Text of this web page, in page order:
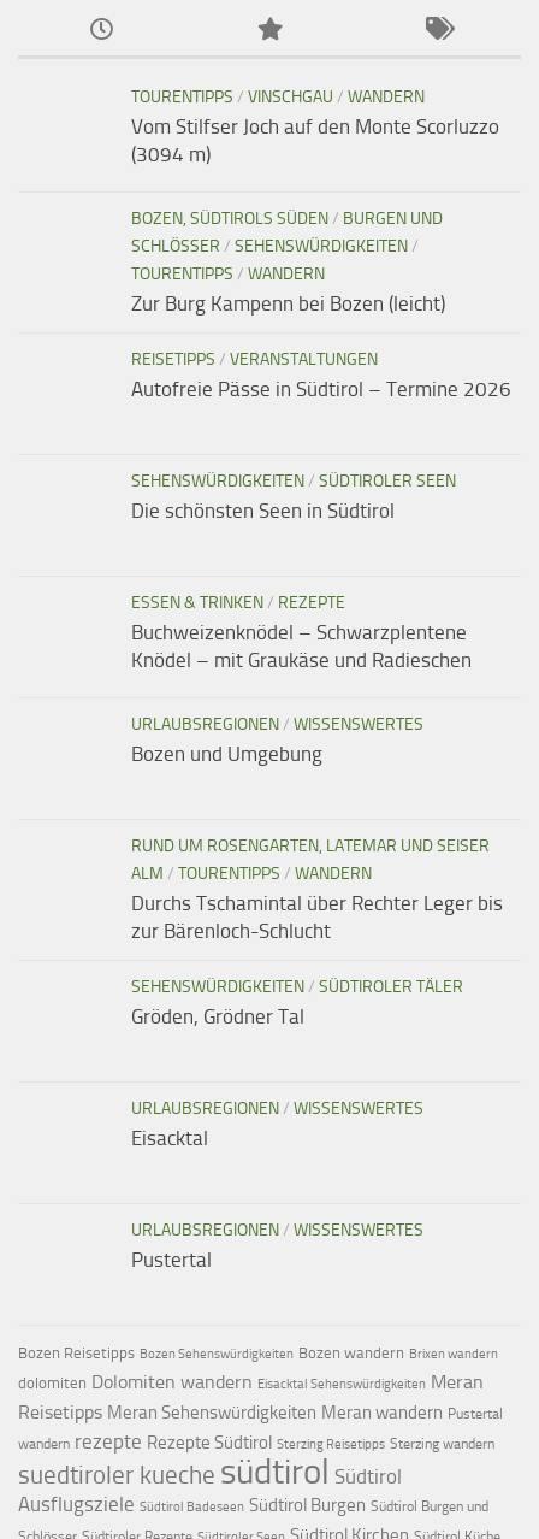
TOURENTIPPS / VINSCHGAU / WANDERN
Vom Stilfser Joch auf den Monte Scorluzzo
(3094 m)
BOZEN, SÜDTIROLS SÜDEN/ BURGEN UND
SCHLÖSSER / SEHENSWÜRDIGKEITEN/
TOURENTIPPS / WANDERN
Zur Burg Kampenn bei Bozen (leicht)
REISETIPPS / VERANSTALTUNGEN
Autofreie Pässe in Südtirol – Termine 2026
SEHENSWÜRDIGKEITEN/ SÜDTIROLER SEEN
Die schönsten Seen in Südtirol
ESSEN & TRINKEN/ REZEPTE
Buchweizenknödel – Schwarzplentene
Knödel – mit Graukäse und Radieschen
URLAUBSREGIONEN/ WISSENSWERTES
Bozen und Umgebung
RUND UM ROSENGARTEN, LATEMAR UND SEISER
ALM / TOURENTIPPS / WANDERN
Durchs Tschamintal über Rechter Leger bis
zur Bärenloch-Schlucht
SEHENSWÜRDIGKEITEN/ SÜDTIROLER TÄLER
Gröden, Grödner Tal
URLAUBSREGIONEN/ WISSENSWERTES
Eisacktal
URLAUBSREGIONEN/ WISSENSWERTES
Pustertal
Bozen Reisetipps Bozen Sehenswürdigkeiten Bozen wandern Brixen wandern
dolomiten Dolomiten wandern Eisacktal Sehenswürdigkeiten Meran
Reisetipps Meran Sehenswürdigkeiten Meran wandern Pustertal
wandern rezepte Rezepte Südtirol Sterzing Reisetipps Sterzing wandern
suedtiroler kueche südtirol Südtirol
Ausflugsziele Südtirol Badeseen Südtirol Burgen Südtirol Burgen und